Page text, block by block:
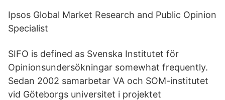
Ipsos Global Market Research and Public Opinion
Specialist
SIFO is defined as Svenska Institutet för
Opinionsundersökningar somewhat frequently.
Sedan 2002 samarbetar VA och SOM-institutet
vid Göteborgs universitet i projektet